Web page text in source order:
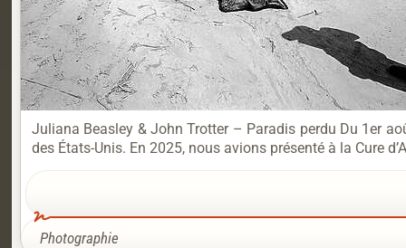
Juliana Beasley & John Trotter – Paradis perdu Du 1er
des États-Unis. En 2025, nous avions présenté à la Cure
Photographie